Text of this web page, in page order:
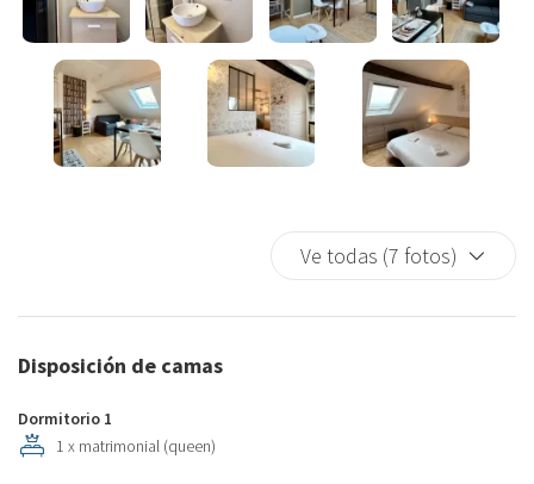
Ve todas (7 fotos)
Disposición de camas
Dormitorio 1
1 x matrimonial (queen)